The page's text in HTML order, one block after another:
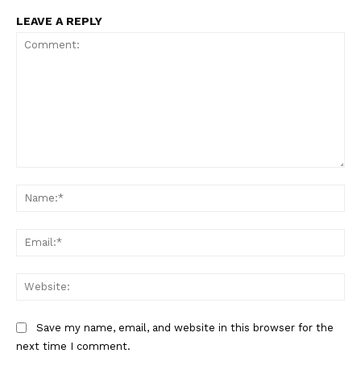
LEAVE A REPLY
Save my name, email, and website in this browser for the
next time I comment.